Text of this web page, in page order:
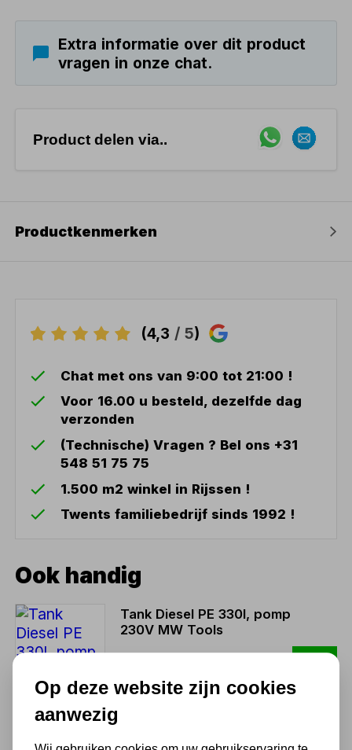
Extra informatie over dit product
vragen in onze chat.
Product delen via..
Productkenmerken
(4,3 / 5)
Chat met ons van 9:00 tot 21:00 !
Voor 16.00 u besteld, dezelfde dag
verzonden
(Technische) Vragen ? Bel ons +31
548 51 75 75
1.500 m2 winkel in Rijssen !
Twents familiebedrijf sinds 1992 !
Ook handig
Tank Diesel PE 330l, pomp
230V MW Tools
1.099,00 excl. BTW
Tank Diesel PE 100l, pomp
Op deze website zijn cookies
aanwezig